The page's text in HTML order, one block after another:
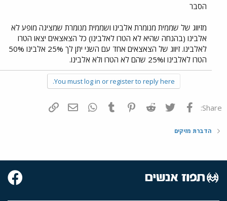
הסבר
מזיווג של שממית מנומרת אלבינו ושממית מנומרת שמציגה מופע לא
אלבינו (בהנחה שהיא לא הטרו לאלבינו) כל הצאצאים יצאו הטרו
לאלבינו. זיווג של הצאצאים אחד עם השני יתן לך 25% אלבינו 50%
הטרו לאלבינו ו25% שהם לא הטרו ולא אלבינו.
You must log in or register to reply here.
Share: פייסבוק Twitter
Reddit
Pinterest
Tumblr
WhatsAppדואר אלקטרוני
הדברת מזיקים